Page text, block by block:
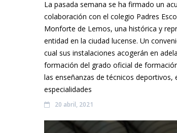
La pasada semana se ha firmado un
colaboración con el colegio Padres
Monforte de Lemos, una histórica y
entidad en la ciudad lucense. Un
cual sus instalaciones acogerán en
formación del grado oficial de
las enseñanzas de técnicos deportivos,
especialidades
20 abril, 2021